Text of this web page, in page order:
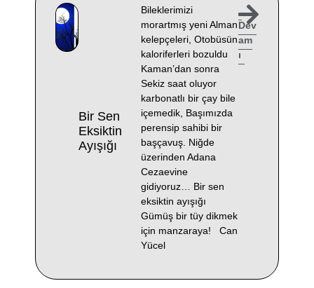
Bir Sen
Eksiktin
Ayışığı
Bileklerimizi
morartmış yeni Alman
kelepçeleri, Otobüsün
kaloriferleri bozuldu
Kaman’dan sonra
Sekiz saat oluyor
karbonatlı bir çay bile
içemedik, Başımızda
perensip sahibi bir
başçavuş. Niğde
üzerinden Adana
Cezaevine
gidiyoruz… Bir sen
eksiktin ayışığı
Gümüş bir tüy dikmek
için manzaraya! Can
Yücel
Dev
am
ı